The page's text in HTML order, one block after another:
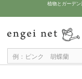
植物とガーデ